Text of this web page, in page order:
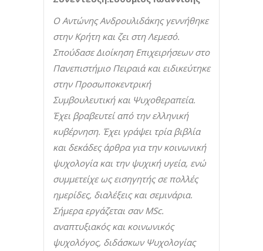
Ο Αντώνης Ανδρουλιδάκης γεννήθηκε
στην Κρήτη και ζει στη Λεμεσό.
Σπούδασε Διοίκηση Επιχειρήσεων στο
Πανεπιστήμιο Πειραιά και ειδικεύτηκε
στην Προσωποκεντρική
Συμβουλευτική και Ψυχοθεραπεία.
Έχει βραβευτεί από την ελληνική
κυβέρνηση. Έχει γράψει τρία βιβλία
και δεκάδες άρθρα για την κοινωνική
ψυχολογία και την ψυχική υγεία, ενώ
συμμετείχε ως εισηγητής σε πολλές
ημερίδες, διαλέξεις και σεμινάρια.
Σήμερα εργάζεται σαν MSc.
αναπτυξιακός και κοινωνικός
ψυχολόγος, διδάσκων Ψυχολογίας